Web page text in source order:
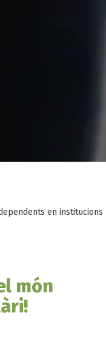
en institucions
món